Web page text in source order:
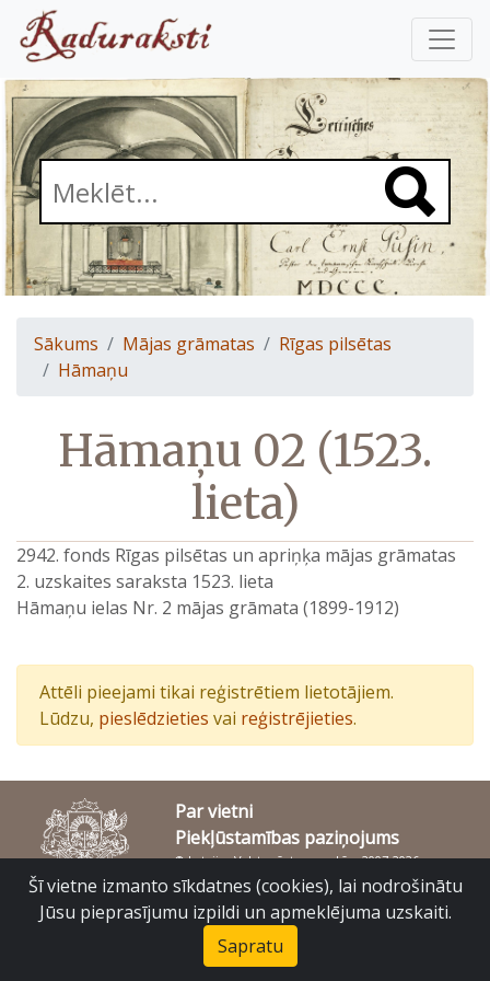
Sākums Mājas grāmatas
Rīgas pilsētas
Hāmaņu
Hāmaņu 02 (1523.
lieta)
2942. fonds Rīgas pilsētas un apriņķa mājas grāmatas
2. uzskaites saraksta 1523. lieta
Hāmaņu ielas Nr. 2 mājas grāmata (1899-1912)
Attēli pieejami tikai reģistrētiem lietotājiem.
Lūdzu, pieslēdzieties vai reģistrējieties.
Par vietni
Piekļūstamības paziņojums
© Latvijas Valsts vēstures arhīvs 2007-2026
Slokas iela 16, Rīga, LV – 1048
Šī vietne izmanto sīkdatnes (cookies), lai nodrošinātu
Jūsu pieprasījumu izpildi un apmeklējuma uzskaiti.
Sapratu